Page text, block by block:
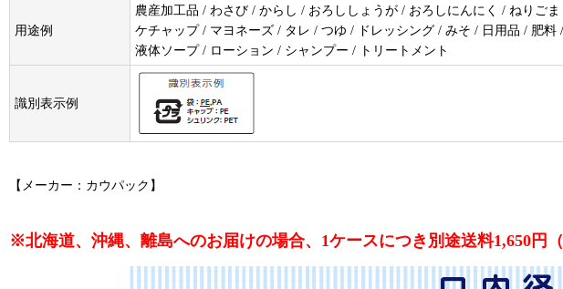
用途例
農産加工品 / わさび / からし / おろししょうが / おろしにんにく / ねりご
ケチャップ / マヨネーズ / タレ / つゆ / ドレッシング / みそ / 日用品 / 肥
液体ソープ / ローション / シャンプー / トリートメント
識別表示例
【メーカー：カウパック】
※北海道、沖縄、離島へのお届けの場合、1ケースにつき別途送料1,650円